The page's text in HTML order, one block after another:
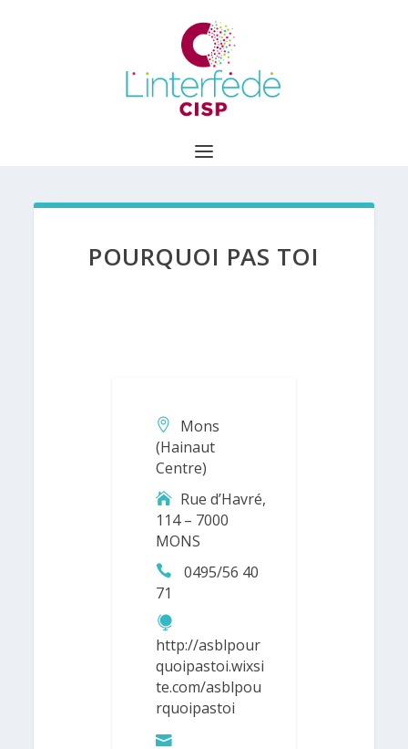
POURQUOI PAS TOI
Mons
(Hainaut
Centre)
Rue d’Havré,
114 – 7000
MONS
0495/56 40
71
http://asblpour
quoipastoi.wixsi
te.com/asblpou
rquoipastoi